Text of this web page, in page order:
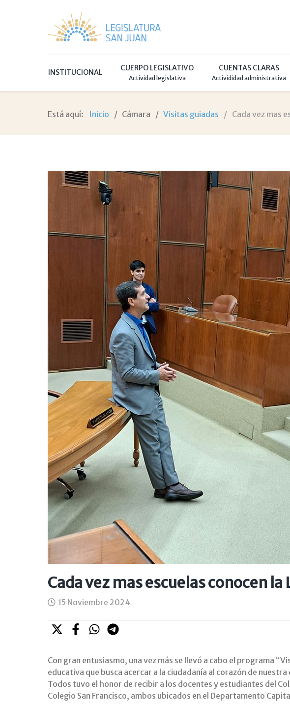
INSTITUCIONAL CUERPO LEGISLATIVO
Actividad legislativa
CUENTAS CLARAS
Activididad administrativa
Está aquí: Inicio Cámara Visitas guiadas Cada vez mas
Cada vez mas escuelas conocen la
15 Noviembre 2024
Con gran entusiasmo, una vez más se llevó a cabo el programa
educativa que busca acercar a la ciudadanía al corazón de nuestra
Todos tuvo el honor de recibir a los docentes y estudiantes del
Colegio San Francisco, ambos ubicados en el Departamento